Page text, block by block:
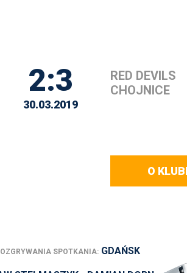
2:3
30.03.2019
RED DEVILS
CHOJNICE
O
SPOTKANIA: GDAŃSK